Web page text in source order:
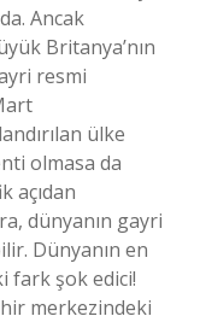
Ancak
Britanya’nın
resmi
ülke
olmasa da
açıdan
dünyanın gayri
Dünyanın en
fark şok edici!
merkezindeki